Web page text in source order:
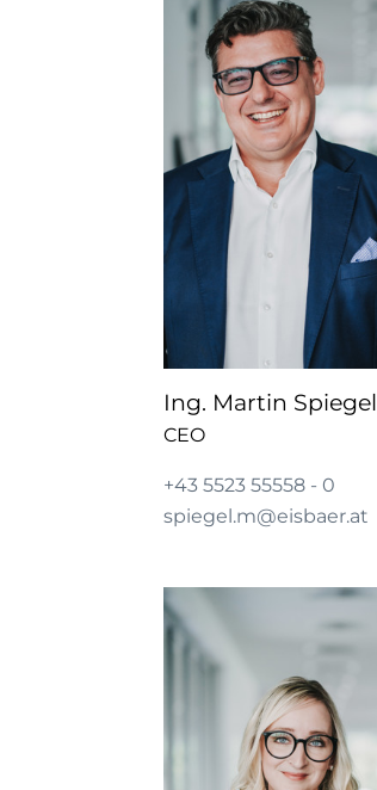
Ing. Martin Spiegel
CEO
+43 5523 55558 - 0
spiegel.m@eisbaer.at